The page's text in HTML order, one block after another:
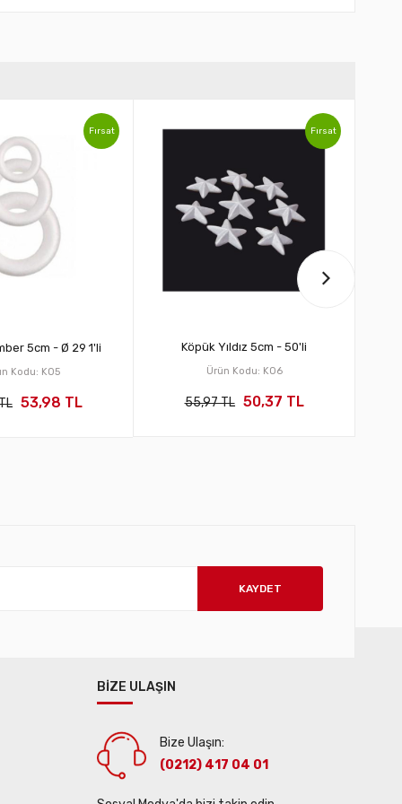
Fırsat
5cm - Ø 29 1'li
Kodu: KO5
53,98 TL
Fırsat
Köpük Yıldız 5cm - 50'li
Ürün Kodu: KO6
55,97 TL 50,37 TL
KAYDET
BİZE ULAŞIN
Bize Ulaşın:
(0212) 417 04 01